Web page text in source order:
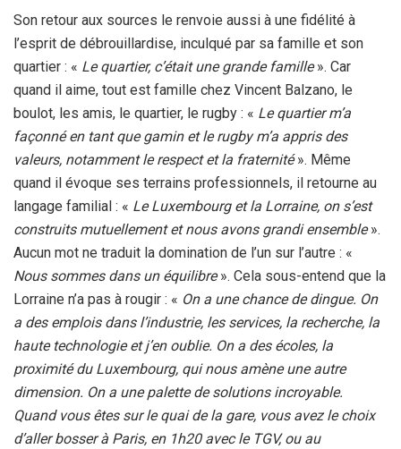
Son retour aux sources le renvoie aussi à une fidélité à
l’esprit de débrouillardise, inculqué par sa famille et son
quartier : « Le quartier, c’était une grande famille». Car
quand il aime, tout est famille chez Vincent Balzano, le
boulot, les amis, le quartier, le rugby : « Le quartier m’a
façonné en tant que gamin et le rugby m’a appris des
valeurs, notamment le respect et la fraternité». Même
quand il évoque ses terrains professionnels, il retourne au
langage familial : « Le Luxembourg et la Lorraine, on s’est
construits mutuellement et nous avons grandi ensemble».
Aucun mot ne traduit la domination de l’un sur l’autre : «
Nous sommes dans un équilibre». Cela sous-entend que la
Lorraine n’a pas à rougir : « On a une chance de dingue. On
a des emplois dans l’industrie, les services, la recherche, la
haute technologie et j’en oublie. On a des écoles, la
proximité du Luxembourg, qui nous amène une autre
dimension. On a une palette de solutions incroyable.
Quand vous êtes sur le quai de la gare, vous avez le choix
d’aller bosser à Paris, en 1h20 avec le TGV, ou au